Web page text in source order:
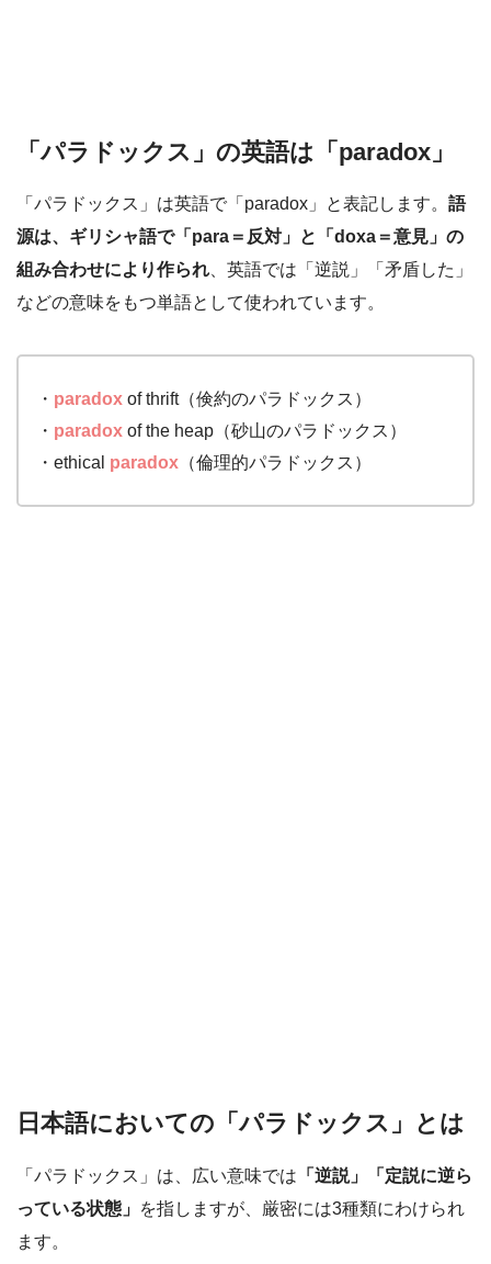
「パラドックス」の英語は「paradox」
「パラドックス」は英語で「paradox」と表記します。 語
源は、ギリシャ語で「para＝反対」と「doxa＝意見」の
組み合わせにより作られ 、英語では「逆説」「矛盾した」
などの意味をもつ単語として使われています。
・ paradox of thrift（倹約のパラドックス）
・ paradox of the heap（砂山のパラドックス）
・ethical paradox （倫理的パラドックス）
日本語においての「パラドックス」とは
「パラドックス」は、広い意味では 「逆説」「定説に逆ら
っている状態」 を指しますが、厳密には3種類にわけられ
ます。